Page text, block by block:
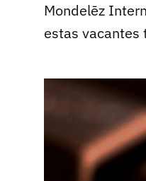
Mondelēz
estas vacantes